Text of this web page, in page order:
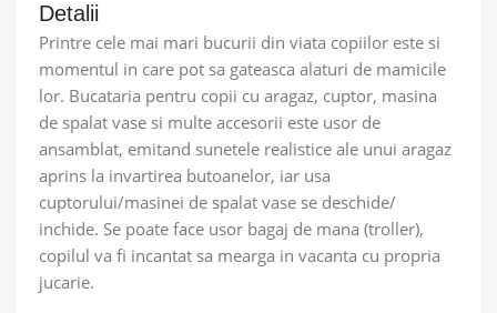
Detalii
Printre cele mai mari bucurii din viata copiilor este si
momentul in care pot sa gateasca alaturi de mamicile
lor. Bucataria pentru copii cu aragaz, cuptor, masina
de spalat vase si multe accesorii este usor de
ansamblat, emitand sunetele realistice ale unui aragaz
aprins la invartirea butoanelor, iar usa
cuptorului/masinei de spalat vase se deschide/
inchide. Se poate face usor bagaj de mana (troller),
copilul va fi incantat sa mearga in vacanta cu propria
jucarie.